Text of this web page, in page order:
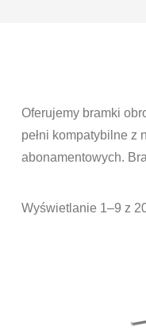
Oferujemy bramki
pełni kompatybilne z
abonamentowych.
Wyświetlanie 1–9 z